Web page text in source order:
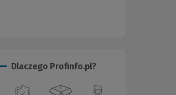
Dlaczego Profinfo.pl?